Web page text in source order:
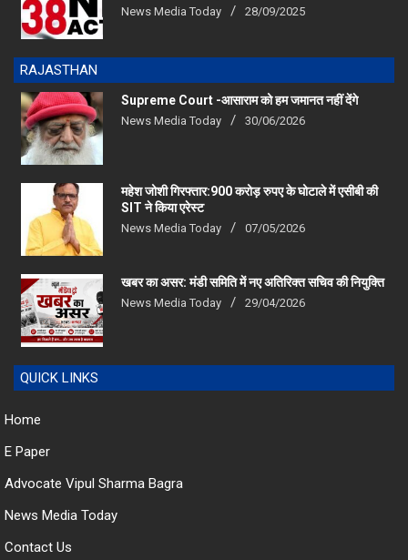
News Media Today 28/09/2025
RAJASTHAN
Supreme Court -आसाराम को हम जमानत नहीं देंगे
News Media Today 30/06/2026
महेश जोशी गिरफ्तार:900 करोड़ रुपए के घोटाले में एसीबी की
SIT ने किया एरेस्‍ट
News Media Today 07/05/2026
खबर का असर: मंडी समिति में नए अतिरिक्त सचिव की नियुक्ति
News Media Today 29/04/2026
QUICK LINKS
Home
E Paper
Advocate Vipul Sharma Bagra
News Media Today
Contact Us